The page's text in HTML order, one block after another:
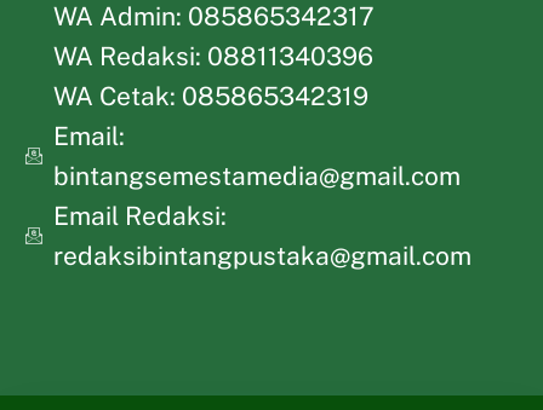
WA Admin: 085865342317
WA Redaksi: 08811340396
WA Cetak: 085865342319
Email:
bintangsemestamedia@gmail.com
Email Redaksi:
redaksibintangpustaka@gmail.com